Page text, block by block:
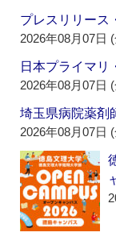
プレスリリー
2026年08月07日
日本プライマ
2026年08月07日
埼玉県病院薬
2026年08月07日